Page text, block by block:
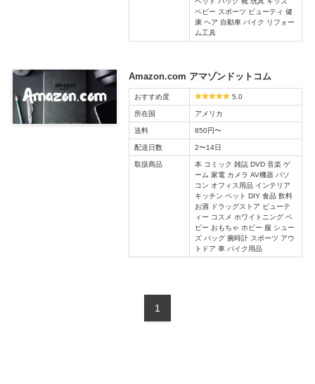
ベビー スポーツ ビューティ 健
康 ヘア 自動車 バイク リフォー
ム工具
Amazon.com アマゾンドットコム
おすすめ度 5.0
所在国 アメリカ
送料 850円〜
配送日数 2〜14日
取扱商品
本 コミック 雑誌 DVD 音楽 ゲ
ーム 家電 カメラ AV機器 パソ
コン オフィス用品 インテリア
キッチン ペット DIY 食品 飲料
お酒 ドラッグストア ビューテ
ィー コスメ ホワイトニング ベ
ビー おもちゃ ホビー 服 シュー
ズ バッグ 腕時計 スポーツ アウ
トドア 車 バイク用品
1